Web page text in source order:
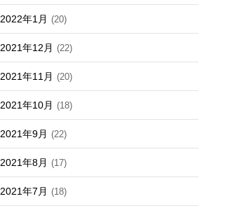
2022年1月 (20)
2021年12月 (22)
2021年11月 (20)
2021年10月 (18)
2021年9月 (22)
2021年8月 (17)
2021年7月 (18)